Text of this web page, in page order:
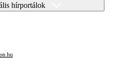
hírportálok